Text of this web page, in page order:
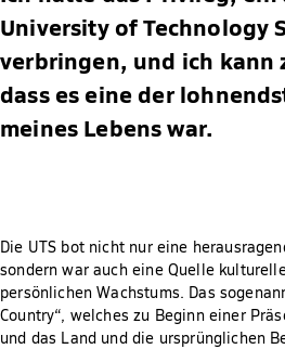
University of Technology
verbringen, und ich kann
dass es eine der
meines Lebens war.
Die UTS bot nicht nur eine
sondern war auch eine Quelle
persönlichen Wachstums. Das
Country“, welches zu Beginn einer
und das Land und die ursprünglichen